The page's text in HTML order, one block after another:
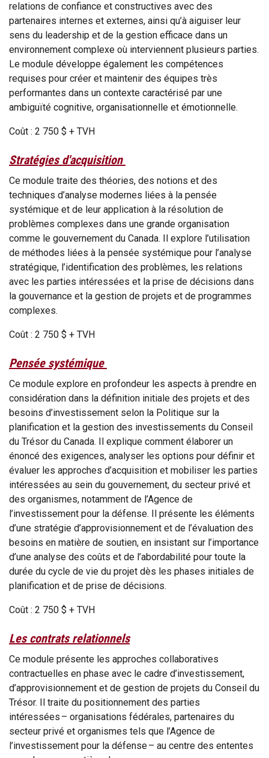
relations de confiance et constructives avec des
partenaires internes et externes, ainsi qu’à aiguiser leur
sens du leadership et de la gestion efficace dans un
environnement complexe où interviennent plusieurs parties.
Le module développe également les compétences
requises pour créer et maintenir des équipes très
performantes dans un contexte caractérisé par une
ambiguïté cognitive, organisationnelle et émotionnelle.
Coût : 2 750 $ + TVH
Stratégies d'acquisition
Ce module traite des théories, des notions et des
techniques d’analyse modernes liées à la pensée
systémique et de leur application à la résolution de
problèmes complexes dans une grande organisation
comme le gouvernement du Canada. Il explore l’utilisation
de méthodes liées à la pensée systémique pour l’analyse
stratégique, l’identification des problèmes, les relations
avec les parties intéressées et la prise de décisions dans
la gouvernance et la gestion de projets et de programmes
complexes.
Coût : 2 750 $ + TVH
Pensée systémique
Ce module explore en profondeur les aspects à prendre en
considération dans la définition initiale des projets et des
besoins d’investissement selon la Politique sur la
planification et la gestion des investissements du Conseil
du Trésor du Canada. Il explique comment élaborer un
énoncé des exigences, analyser les options pour définir et
évaluer les approches d’acquisition et mobiliser les parties
intéressées au sein du gouvernement, du secteur privé et
des organismes, notamment de l’Agence de
l’investissement pour la défense. Il présente les éléments
d’une stratégie d’approvisionnement et de l’évaluation des
besoins en matière de soutien, en insistant sur l’importance
d’une analyse des coûts et de l’abordabilité pour toute la
durée du cycle de vie du projet dès les phases initiales de
planification et de prise de décisions.
Coût : 2 750 $ + TVH
Les contrats relationnels
Ce module présente les approches collaboratives
contractuelles en phase avec le cadre d’investissement,
d’approvisionnement et de gestion de projets du Conseil du
Trésor. Il traite du positionnement des parties
intéressées – organisations fédérales, partenaires du
secteur privé et organismes tels que l’Agence de
l’investissement pour la défense – au centre des ententes